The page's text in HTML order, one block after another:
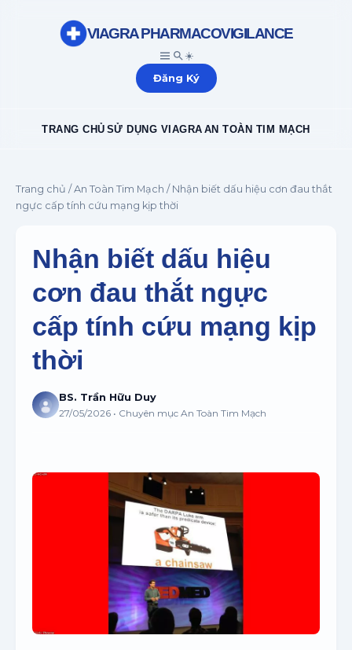
☀️
VIAGRA PHARMACOVIGILANCE
Đăng Ký
TRANG CHỦ SỬ DỤNG VIAGRA AN TOÀN TIM MẠCH
Trang chủ / An Toàn Tim Mạch / Nhận biết dấu hiệu cơn đau thắt
ngực cấp tính cứu mạng kịp thời
Nhận biết dấu hiệu
cơn đau thắt ngực
cấp tính cứu mạng kịp
thời
BS. Trần Hữu Duy
27/05/2026 • Chuyên mục An Toàn Tim Mạch